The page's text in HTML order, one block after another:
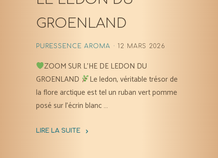
GROENLAND
PURESSENCE AROMA 12 MARS 2026
ZOOM SUR L’HE DE LEDON DU
GROENLAND
Le ledon, véritable trésor de
la flore arctique est tel un ruban vert pomme
posé sur l’écrin blanc …
LIRE LA SUITE